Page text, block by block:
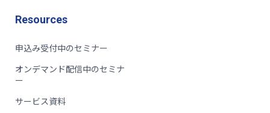
Resources
申込み受付中のセミナー
オンデマンド配信中のセミナ
ー
サービス資料